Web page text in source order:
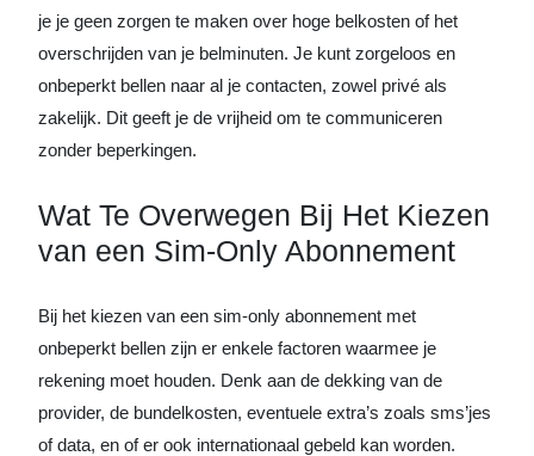
je je geen zorgen te maken over hoge belkosten of het
overschrijden van je belminuten. Je kunt zorgeloos en
onbeperkt bellen naar al je contacten, zowel privé als
zakelijk. Dit geeft je de vrijheid om te communiceren
zonder beperkingen.
Wat Te Overwegen Bij Het Kiezen
van een Sim-Only Abonnement
Bij het kiezen van een sim-only abonnement met
onbeperkt bellen zijn er enkele factoren waarmee je
rekening moet houden. Denk aan de dekking van de
provider, de bundelkosten, eventuele extra’s zoals sms’jes
of data, en of er ook internationaal gebeld kan worden.